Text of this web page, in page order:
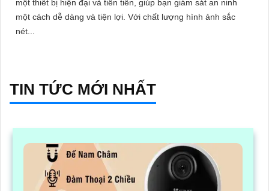
một thiết bị hiện đại và tiên tiến, giúp bạn giám sát an ninh
một cách dễ dàng và tiện lợi. Với chất lượng hình ảnh sắc
nét...
TIN TỨC MỚI NHẤT